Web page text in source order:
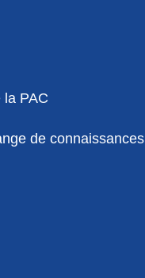
PAC
de connaissances